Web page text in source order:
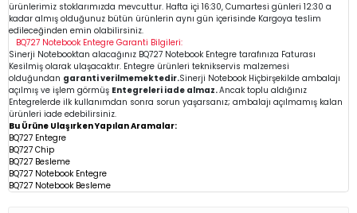
ürünlerimiz stoklarımızda mevcuttur. Hafta içi 16:30, Cumartesi günleri 12:30 a
kadar almış olduğunuz bütün ürünlerin aynı gün içerisinde Kargoya teslim
edileceğinden emin olabilirsiniz.
BQ727 Notebook Entegre Garanti Bilgileri:
Sinerji Notebooktan alacağınız BQ727 Notebook Entegre tarafınıza Faturası
Kesilmiş olarak ulaşacaktır. Entegre ürünleri teknikservis malzemesi
olduğundan garanti verilmemektedir.Sinerji Notebook Hiçbirşekilde ambalajı
açılmış ve işlem görmüş Entegreleri iade almaz.Ancak toplu aldığınız
Entegrelerde ilk kullanımdan sonra sorun yaşarsanız; ambalajı açılmamış kalan
ürünleri iade edebilirsiniz.
Bu Ürüne Ulaşırken Yapılan Aramalar:
BQ727 Entegre
BQ727 Chip
BQ727 Besleme
BQ727 Notebook Entegre
BQ727 Notebook Besleme